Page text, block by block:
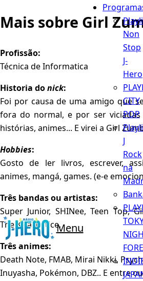
Menu
Non
Stop
J-
Hero
CITY
POP
J
Rock
na
Mais sobre Girl
Profissão:
Técnica de Informatica
Historia donick:
Foi por causa de uma amigo que
fora do normal, e por ser viciadas
histórias, animes... E virei a Girl
Hobbies:
Gosto de ler livros, escrever,
animes, mangá, games. (e-e
Três bandas ou artistas:
Super Junior, SHINee, Teen Top,
The Kira Justice.
Três animes:
Death Note, FMAB, Mirai Nikki,
Inuyasha, Pokémon, DBZ.. E entre